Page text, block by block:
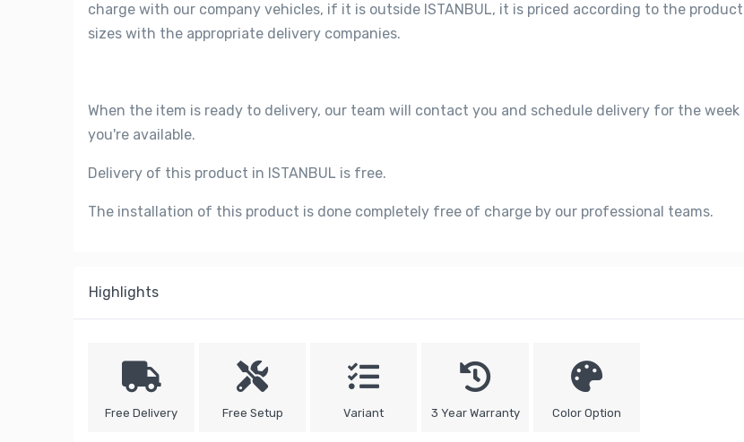
charge with our company vehicles, if it is outside ISTANBUL, it is priced according to the product
sizes with the appropriate delivery companies.
When the item is ready to delivery, our team will contact you and schedule delivery for the week
you're available.
Delivery of this product in ISTANBUL is free.
The installation of this product is done completely free of charge by our professional teams.
Highlights
Free Delivery Free Setup Variant 3 Year Warranty Color Option